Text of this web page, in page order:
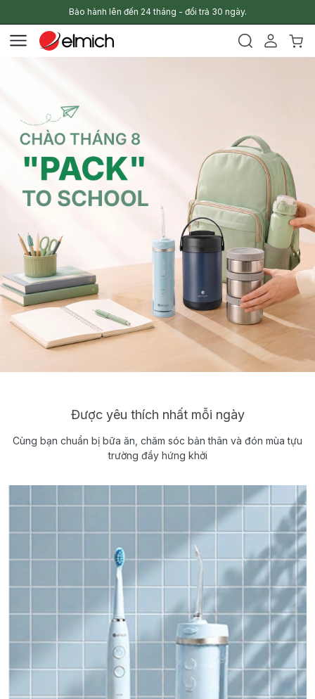
Bảo hành lên đến 24 tháng - đổi trả 30 ngày.
Được yêu thích nhất mỗi ngày
Cùng bạn chuẩn bị bữa ăn, chăm sóc bản thân và đón mùa tựu
trường đầy hứng khởi